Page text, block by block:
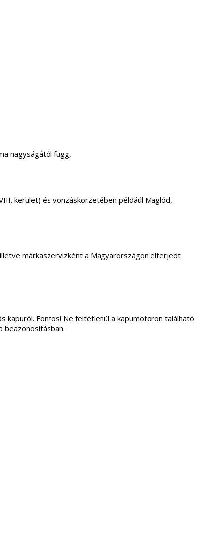
nagyságától függ,
kerület) és vonzáskörzetében példáúl Maglód,
márkaszervizként a Magyarországon elterjedt
kapuról. Fontos! Ne feltétlenül a kapumotoron található
beazonosításban.